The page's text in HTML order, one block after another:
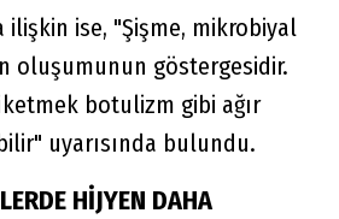
ilişkin ise, "Şişme, mikrobiyal
oluşumunun göstergesidir.
botulizm gibi ağır
uyarısında bulundu.
HİJYEN DAHA